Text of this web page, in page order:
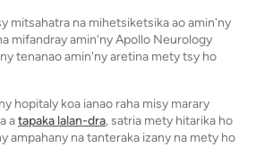
mitsahatra na mihetsiketsika ao amin'ny
mifandray amin'ny Apollo Neurology
tenanao amin'ny aretina mety tsy ho
hopitaly koa ianao raha misy marary
atapaka lalan-dra, satria mety hitarika ho
ampahany na tanteraka izany na mety ho